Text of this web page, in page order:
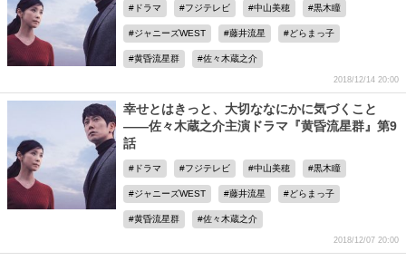
ドラマ フジテレビ 中山美穂 黒木瞳
ジャニーズWEST 藤井流星 どらまっ子
黄昏流星群 佐々木蔵之介
2018/12/14 20:00
幸せとはきっと、大切ななにかに気づくこと
――佐々木蔵之介主演ドラマ『黄昏流星群』第9
話
ドラマ フジテレビ 中山美穂 黒木瞳
ジャニーズWEST 藤井流星 どらまっ子
黄昏流星群 佐々木蔵之介
2018/12/07 20:00